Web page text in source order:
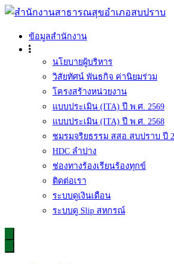
Skip
content
สำนักงานสาธารณสุขอำเภอสบปราบ
ข้อมูลสำนักงาน
นโยบายผู้บริหาร
วิสัยทัศน์ พันธกิจ ค่านิยมร่วม
โครงสร้างหน่วยงาน
แบบประเมิน (ITA) ปี พ.ศ. 2569
แบบประเมิน (ITA) ปี พ.ศ. 2568
ชมรมจริยธรรม สสอ.สบปราบ ปี
HDC ลำปาง
ช่องทางร้องเรียนร้องทุกข์
ติดต่อเรา
ระบบดูเงินเดือน
ระบบดู Slip สหกรณ์